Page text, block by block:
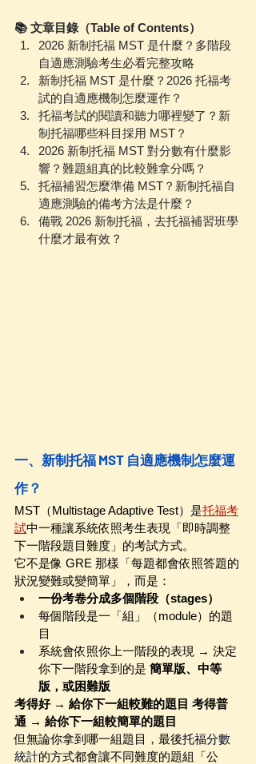
📚 文章目錄（Table of Contents）
2026 新制托福 MST 是什麼？多階段
自適應測驗考生必看完整攻略
新制托福 MST 是什麼？2026 托福考
試的自適應機制怎麼運作？
托福考試的閱讀和聽力哪裡變了？新
制托福哪些科目採用 MST？
2026 新制托福 MST 對分數有什麼影
響？難題組真的比較難拿分嗎？
托福補習怎麼準備 MST？新制托福自
適應測驗的備考方法是什麼？
備戰 2026 新制托福，去托福補習班學
什麼才最有效？
一、新制托福 MST 自適應機制怎麼運
作？
MST（Multistage Adaptive Test）是托福考
試中一種讓系統依照考生表現「即時調整
下一階段題目難度」的考試方式。
它不是像 GRE 那樣「每題都會依照答題的
狀況變難或變簡單」，而是：
一份考卷分成多個階段（stages）
每個階段是一「組」（module）的題
目
系統會依照你上一階段的表現 → 決定
你下一階段拿到的是 簡單版、中等
版，或困難版
考得好 → 給你下一組較難的題目 考得普
通 → 給你下一組較簡單的題目
但無論你拿到哪一組題目，最後托福分數
統計的方式都會讓不同難度的題組「公